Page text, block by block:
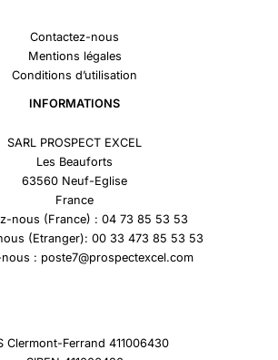
Contactez-nous
Mentions légales
Conditions d’utilisation
INFORMATIONS
SARL PROSPECT EXCEL
Les Beauforts
63560 Neuf-Eglise
France
nous (France) : 04 73 85 53 53
(Etranger): 00 33 473 85 53 53
: poste7@prospectexcel.com
Clermont-Ferrand 411006430